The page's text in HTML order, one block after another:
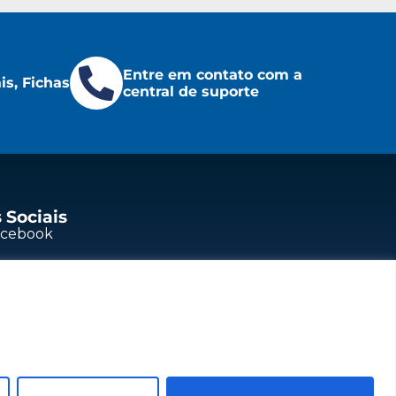
Fichas
Entre em contato com a
central de suporte
Sociais